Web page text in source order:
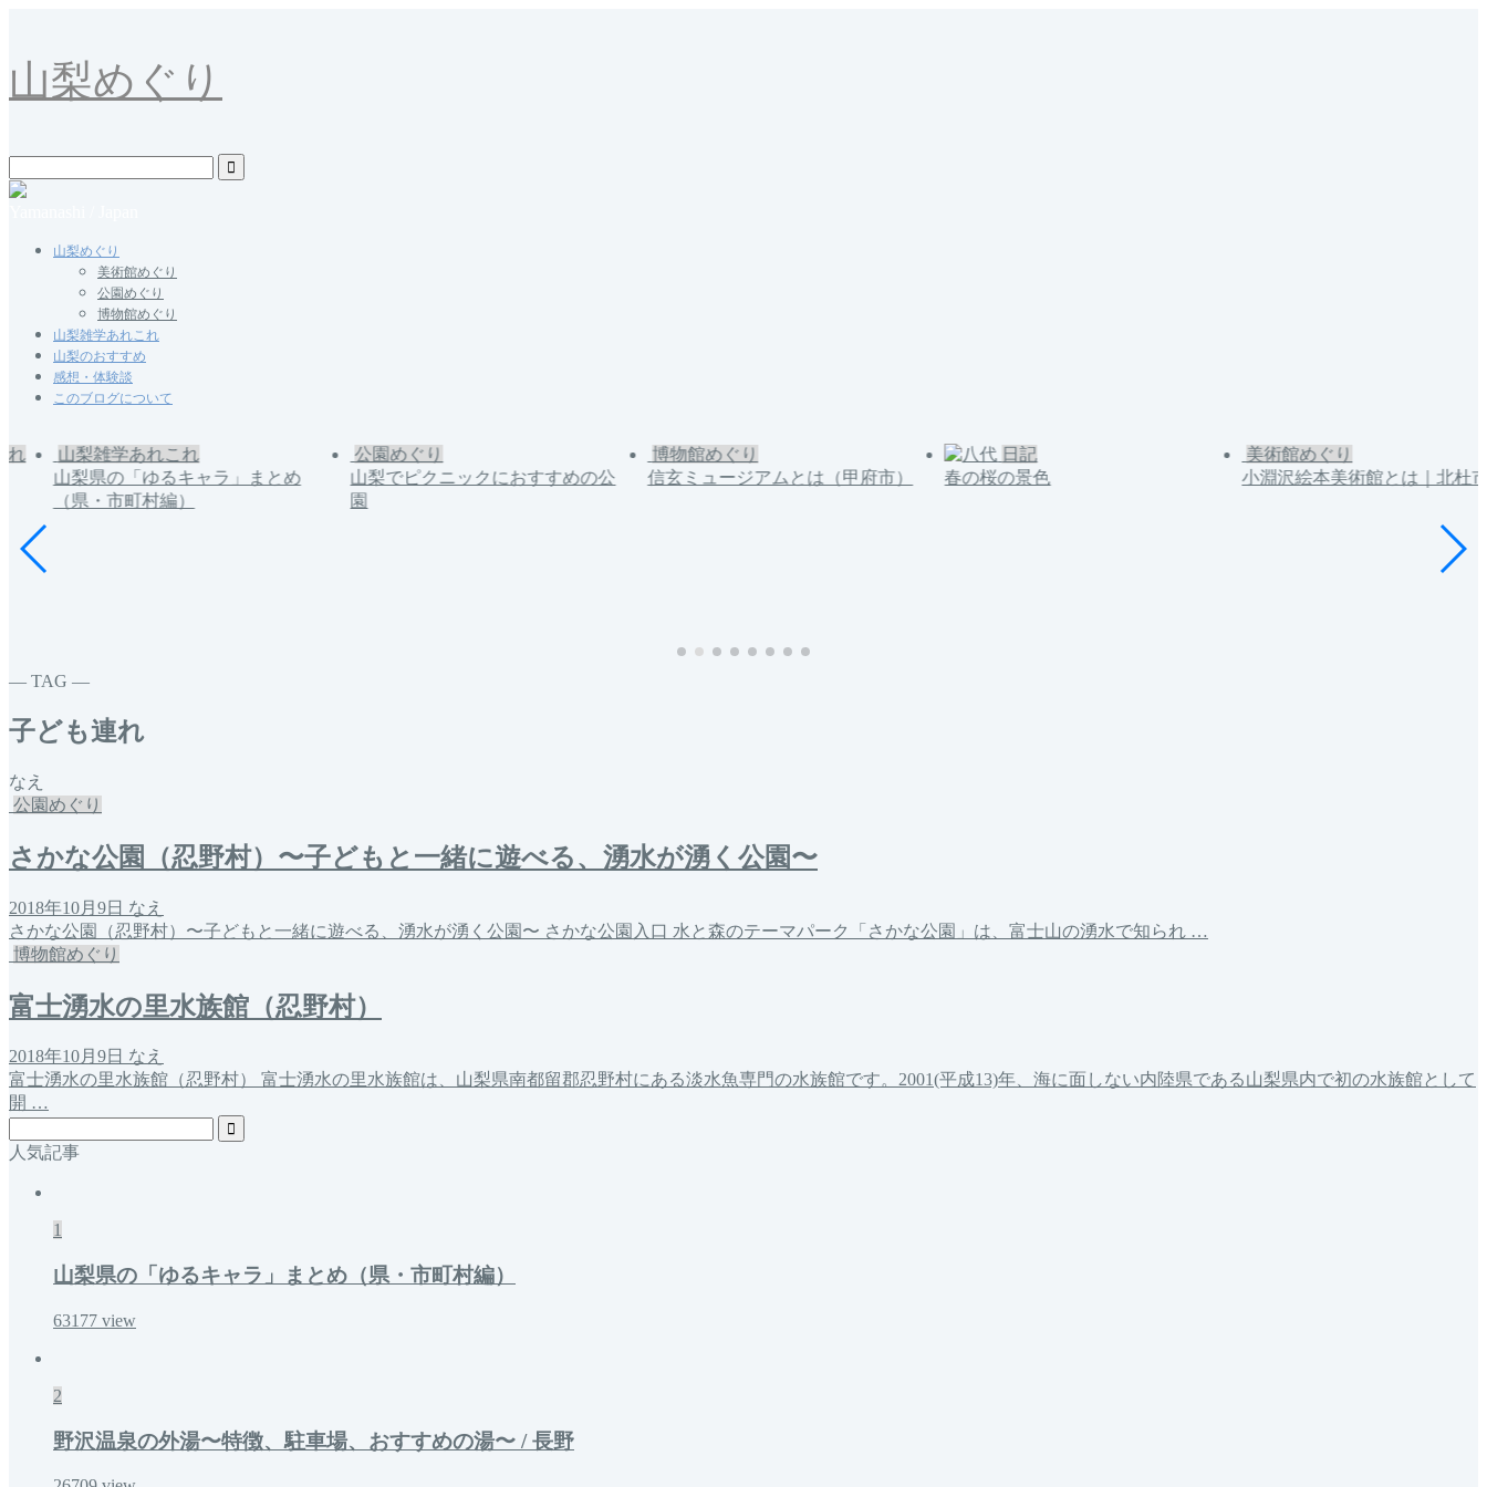
山梨めぐり
山梨めぐり
美術館めぐり
公園めぐり
博物館めぐり
山梨雑学あれこれ
山梨のおすすめ
感想・体験談
このブログについて
山梨雑学あれこれ
山梨県の「ゆるキャラ」まとめ
（県・市町村編）
公園めぐり
山梨でピクニックにおすすめの公
園
博物館めぐり
信玄ミュージアムとは（甲府市）
日記
春の桜の景色
美術館めぐり
小淵沢絵本美術館とは｜北杜市
― TAG ―
子ども連れ
なえ
公園めぐり
さかな公園（忍野村）〜子どもと一緒に遊べる、湧水が湧く公園〜
2018年10月9日 なえ
さかな公園（忍野村）〜子どもと一緒に遊べる、湧水が湧く公園〜 さかな公園入口 水と森のテーマパーク「さかな公園」は、富士山の湧水で知られ …
博物館めぐり
富士湧水の里水族館（忍野村）
2018年10月9日 なえ
富士湧水の里水族館（忍野村） 富士湧水の里水族館は、山梨県南都留郡忍野村にある淡水魚専門の水族館です。2001(平成13)年、海に面しない内陸県である山梨県内で初の水族館として
開 …
人気記事
1
山梨県の「ゆるキャラ」まとめ（県・市町村編）
63177 view
2
野沢温泉の外湯〜特徴、駐車場、おすすめの湯〜 / 長野